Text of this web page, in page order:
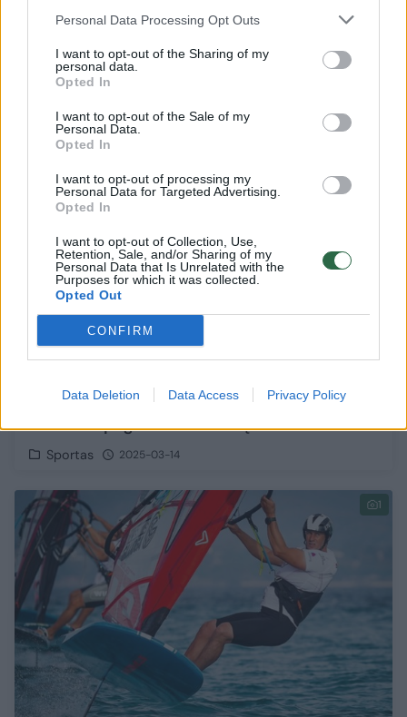
Personal Data Processing Opt Outs
I want to opt-out of the Sharing of my
personal data.
Opted In
I want to opt-out of the Sale of my
Personal Data.
Opted In
I want to opt-out of processing my
Personal Data for Targeted Advertising.
Opted In
I want to opt-out of Collection, Use,
Retention, Sale, and/or Sharing of my
Personal Data that Is Unrelated with the
Purposes for which it was collected.
Opted Out
CONFIRM
Data Deletion Data Access Privacy Policy
Prancūzijoje
Sportas 2025-04-21
varžybų dieną lenktyniavęs Juozas
Bernotas pagerino rezultatą
Sportas 2025-03-14
1